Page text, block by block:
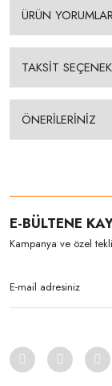
ÜRÜN
TAKSİT
ÖNERİLERİNİZ
E-BÜLTENE
Kampanya ve özel